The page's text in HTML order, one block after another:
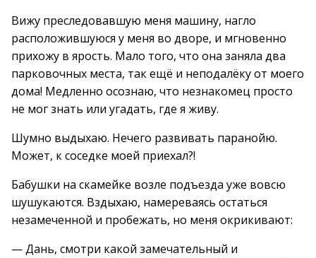
Вижу преследовавшую меня машину, нагло
расположившуюся у меня во дворе, и мгновенно
прихожу в ярость. Мало того, что она заняла два
парковочных места, так ещё и неподалёку от моего
дома! Медленно осознаю, что незнакомец просто
не мог знать или угадать, где я живу.
Шумно выдыхаю. Нечего развивать паранойю.
Может, к соседке моей приехал?!
Бабушки на скамейке возле подъезда уже вовсю
шушукаются. Вздыхаю, намереваясь остаться
незамеченной и пробежать, но меня окрикивают:
— Дань, смотри какой замечательный и